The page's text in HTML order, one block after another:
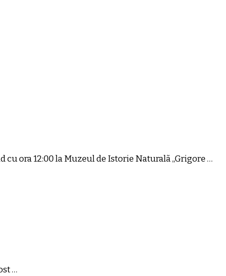
ora 12:00 la Muzeul de Istorie Naturalã „Grigore …
…